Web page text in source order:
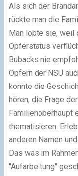
Als sich der
rückte man die
Man lobte sie, weil
Opferstatus
Bubacks nie
Opfern der NSU
konnte die
hören, die Frage
Familienoberhaupt
thematisieren.
anderen Namen
Das was im
"Aufarbeitung"